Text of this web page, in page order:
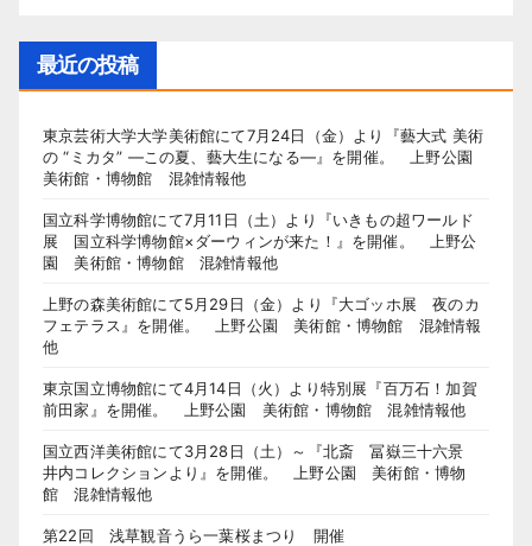
最近の投稿
東京芸術大学大学美術館にて7月24日（金）より『藝大式 美術
の “ミカタ” ―この夏、藝大生になる―』を開催。 上野公園
美術館・博物館 混雑情報他
国立科学博物館にて7月11日（土）より『いきもの超ワールド
展 国立科学博物館×ダーウィンが来た！』を開催。 上野公
園 美術館・博物館 混雑情報他
上野の森美術館にて5月29日（金）より『大ゴッホ展 夜のカ
フェテラス』を開催。 上野公園 美術館・博物館 混雑情報
他
東京国立博物館にて4月14日（火）より特別展『百万石！加賀
前田家』を開催。 上野公園 美術館・博物館 混雑情報他
国立西洋美術館にて3月28日（土）～『北斎 冨嶽三十六景
井内コレクションより』を開催。 上野公園 美術館・博物
館 混雑情報他
第22回 浅草観音うら一葉桜まつり 開催